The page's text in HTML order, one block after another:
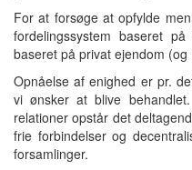
For at forsøge at opfylde
fordelingssystem baseret
baseret på privat ejendom
Opnåelse af enighed er pr.
vi ønsker at blive
relationer opstår det
frie forbindelser og
forsamlinger.